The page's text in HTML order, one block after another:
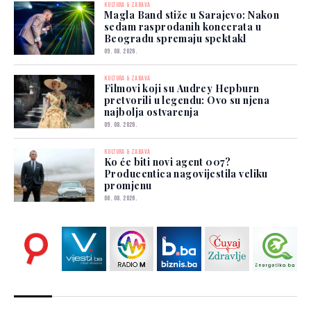
KULTURA & ZABAVA
Magla Band stiže u Sarajevo: Nakon
sedam rasprodanih koncerata u
Beogradu spremaju spektakl
09. 08. 2026.
KULTURA & ZABAVA
Filmovi koji su Audrey Hepburn
pretvorili u legendu: Ovo su njena
najbolja ostvarenja
09. 08. 2026.
KULTURA & ZABAVA
Ko će biti novi agent 007?
Producentica nagovijestila veliku
promjenu
08. 08. 2026.